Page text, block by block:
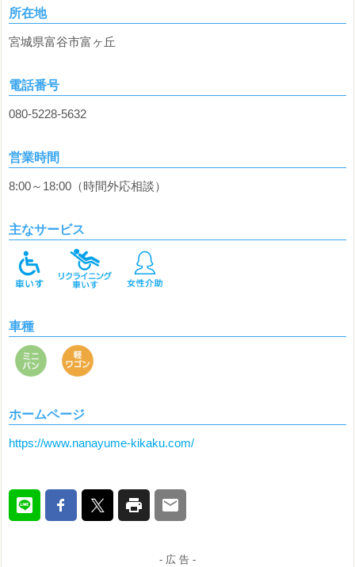
所在地
宮城県富谷市富ヶ丘
電話番号
080-5228-5632
営業時間
8:00～18:00（時間外応相談）
主なサービス
車種
ホームページ
https://www.nanayume-kikaku.com/
- 広 告 -